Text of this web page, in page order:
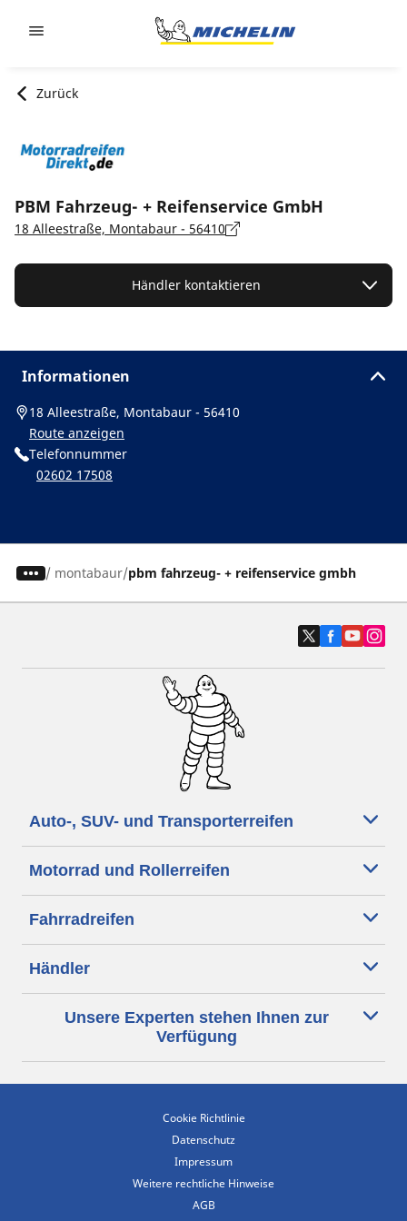
Zurück
PBM Fahrzeug- + Reifenservice GmbH
18 Alleestraße, Montabaur - 56410
Händler kontaktieren
Informationen
18 Alleestraße, Montabaur - 56410
Route anzeigen
Telefonnummer
02602 17508
/ montabaur pbm fahrzeug- + reifenservice gmbh
Auto-, SUV- und Transporterreifen
Motorrad und Rollerreifen
Fahrradreifen
Händler
Unsere Experten stehen Ihnen zur
Verfügung
Cookie Richtlinie
Datenschutz
Impressum
Weitere rechtliche Hinweise
AGB